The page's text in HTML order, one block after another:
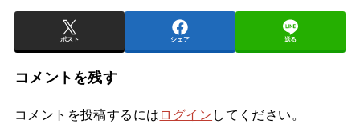
ポスト シェア 送る
コメントを残す
コメントを投稿するには ログイン してください。